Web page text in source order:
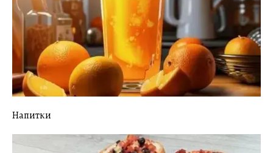
Напитки